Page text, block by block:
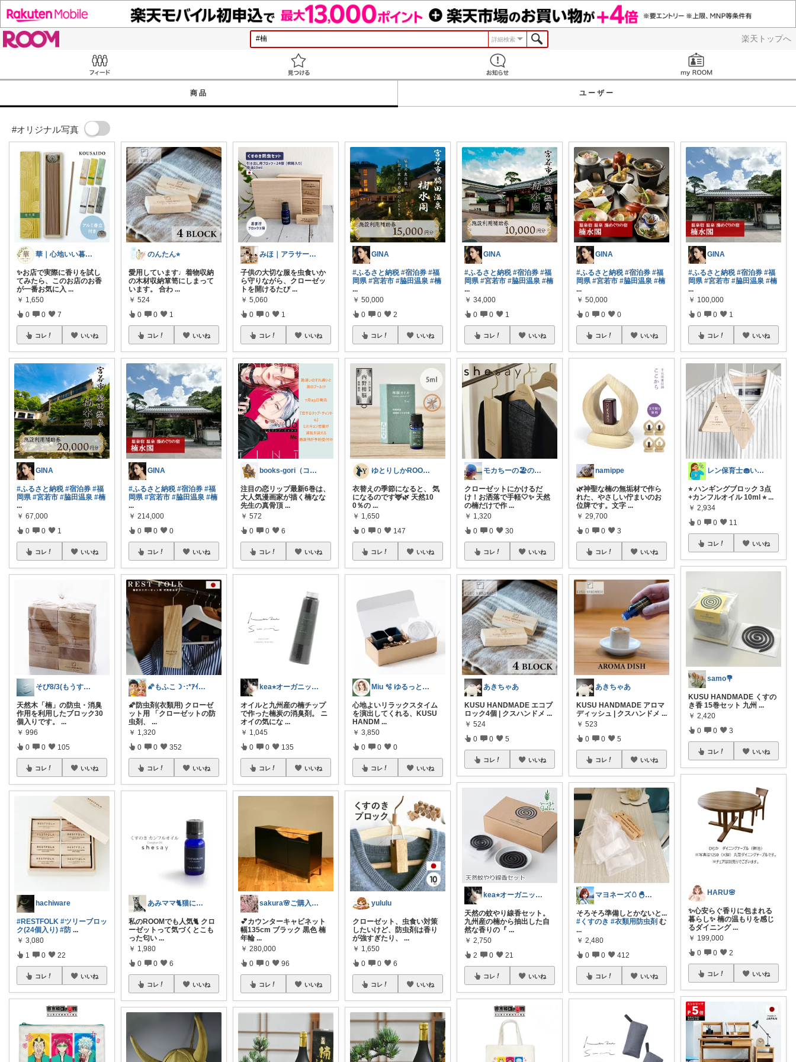
楽天トップへ
詳細検索
商品 ユーザー
#オリジナル写真
華｜心地いい暮らしのおすすめ🌿
✨お店で実際に香りを試し
てみたら、このお店のお香
が一番お気に入 ...
￥ 1,650
0 0 7
コレ いいね
GINA
#ふるさと納税 #宿泊券 #福
岡県 #宮若市 #脇田温泉 #楠
...
￥ 67,000
0 0 1
コレ いいね
そび8/3(もうすぐ暑いマラソン開幕
天然木「楠」の防虫・消臭
作用を利用したブロック30
個入りです。
...
￥ 996
0 0 105
コレ いいね
hachiware
#RESTFOLK #ツリーブロッ
ク(24個入り) #防 ...
￥ 3,080
1 0 22
コレ いいね
のんたん⭐︎
愛用しています♩着物収納
の木材収納箪笥にしまって
います。 合わ ...
￥ 524
0 0 1
コレ いいね
GINA
#ふるさと納税 #宿泊券 #福
岡県 #宮若市 #脇田温泉 #楠
...
￥ 214,000
0 0 0
コレ いいね
🌠もふこ☽･:*ｱｲｺﾝ変更しました♪
🌠防虫剤(衣類用) クローゼ
ット用 「クローゼットの防
虫剤、
...
￥ 1,320
0 0 352
コレ いいね
あみママ🐈猫に起こされた日は朝コレ派
私のROOMでも人気🐈 クロ
ーゼットって気づくとこも
った匂い ...
￥ 1,980
0 0 6
コレ いいね
みほ｜アラサー主婦｜共働き｜2児育児中
子供の大切な服を虫食いか
ら守りながら、クローゼッ
トを開けるたび ...
￥ 5,060
0 0 1
コレ いいね
books-gori（コミック・本など）
注目の恋リップ最新6巻は、
大人気漫画家が描く楠なな
先生の真骨頂 ...
￥ 572
0 0 6
コレ いいね
kea⭐︎オーガニックアイテム
オイルと九州産の楠チップ
で作った楠炭の消臭剤。 ニ
オイの気にな ...
￥ 1,045
0 0 135
コレ いいね
sakura🌸ご購入感謝です🙏🌸
💕カウンターキャビネット
幅135cm ブラック 黒色 楠
年輪 ...
￥ 280,000
0 0 96
コレ いいね
GINA
#ふるさと納税 #宿泊券 #福
岡県 #宮若市 #脇田温泉 #楠
...
￥ 50,000
0 0 2
コレ いいね
ゆとりしかROOM🦌しかちゃんセレクト
衣替えの季節になると、 気
になるのです🦌🌿 天然10
0％の...
￥ 1,650
0 0 147
コレ いいね
Miu 🫧 ゆるっと自分磨き。
心地よいリラックスタイム
を演出してくれる、KUSU
HANDM ...
￥ 3,850
0 0 0
コレ いいね
yululu
クローゼット、虫食い対策
したいけど、防虫剤は香り
が強すぎたり、
...
￥ 1,650
0 0 6
コレ いいね
GINA
#ふるさと納税 #宿泊券 #福
岡県 #宮若市 #脇田温泉 #楠
...
￥ 34,000
0 0 1
コレ いいね
モカちーの🏖️のんびりライフ🐈✨
クローゼットにかけるだ
け！お洒落で手軽🤍✨ 天然
の楠だけで作 ...
￥ 1,320
0 0 30
コレ いいね
あきちゃあ
KUSU HANDMADE エコブ
ロック4個 | クスハンドメ ...
￥ 524
0 0 5
コレ いいね
kea⭐︎オーガニックアイテム
天然の蚊やり線香セット。
九州産の楠から抽出した自
然な香りの『 ...
￥ 2,750
2 0 21
コレ いいね
GINA
#ふるさと納税 #宿泊券 #福
岡県 #宮若市 #脇田温泉 #楠
...
￥ 50,000
0 0 0
コレ いいね
namippe
🌿神聖な楠の無垢材で作ら
れた、やさしい佇まいのお
位牌です。文字 ...
￥ 29,700
0 0 3
コレ いいね
あきちゃあ
KUSU HANDMADE アロマ
ディッシュ | クスハンドメ ...
￥ 523
0 0 5
コレ いいね
マヨネーズ🥚‪🐣✨️お礼はプロフで♪
そろそろ準備しとかないと...
#くすのき #衣類用防虫剤 む
...
￥ 2,480
0 0 412
コレ いいね
GINA
#ふるさと納税 #宿泊券 #福
岡県 #宮若市 #脇田温泉 #楠
...
￥ 100,000
0 0 1
コレ いいね
レン保育士🧁いいもの発見🫖
⭐︎ ハンギングブロック 3点
+カンフルオイル 10ml ⭐︎ ...
￥ 2,934
0 0 11
コレ いいね
samo💐
KUSU HANDMADE くすの
き香 15巻セット 九州 ...
￥ 2,420
0 0 3
コレ いいね
HARU🌸
✨心安らぐ香りに包まれる
暮らし✨ 楠の温もりを感じ
るダイニング ...
￥ 199,000
0 0 2
コレ いいね